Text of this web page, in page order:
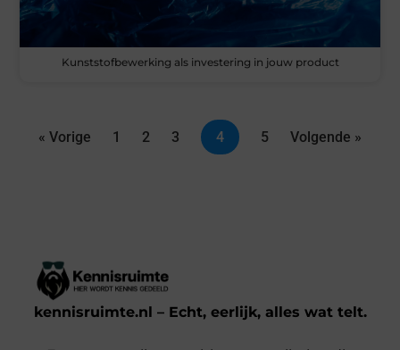
Kunststofbewerking als investering in jouw product
« Vorige 1 2 3 4 5 Volgende »
kennisruimte.nl – Echt, eerlijk, alles wat telt.